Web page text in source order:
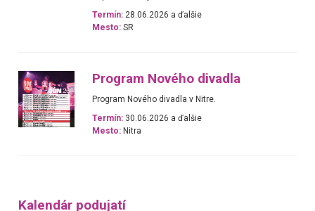
Termín: 28.06.2026 a ďalšie
Mesto: SR
Program Nového divadla
Program Nového divadla v Nitre.
Termín: 30.06.2026 a ďalšie
Mesto: Nitra
Kalendár podujatí